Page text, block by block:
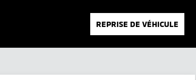
REPRISE DE VÉHICULE